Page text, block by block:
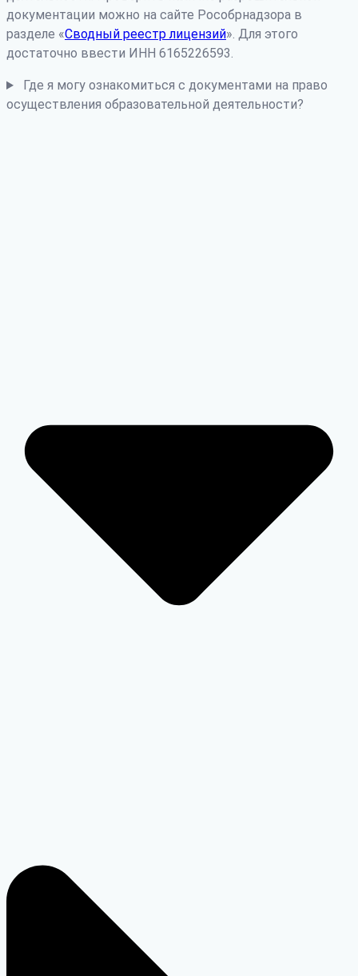
документации можно на сайте Рособрнадзора в
разделе «Сводный реестр лицензий». Для этого
достаточно ввести ИНН 6165226593.
Где я могу ознакомиться с документами на право
осуществления образовательной деятельности?